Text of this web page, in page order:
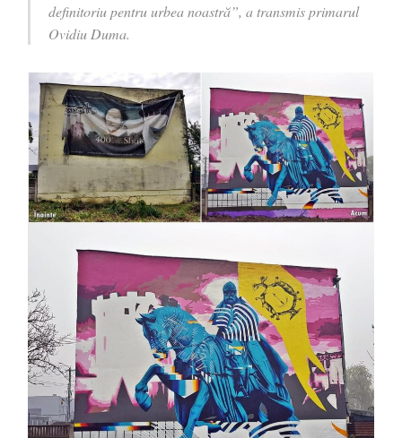
definitoriu pentru urbea noastră”, a transmis primarul
Ovidiu Duma.